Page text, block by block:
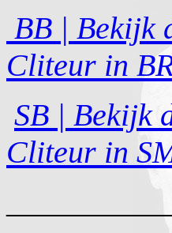
BB | Bekijk
Cliteur in
SB | Bekijk
Cliteur in